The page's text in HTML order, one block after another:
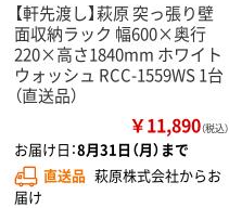
【軒先渡し】萩原 突っ張り壁
面収納ラック 幅600×奥行
220×高さ1840mm ホワイト
ウォッシュ RCC-1559WS 1台
（直送品）
￥11,890（税込）
お届け日：8月31日（月）まで
直送品 萩原株式会社からお
届け